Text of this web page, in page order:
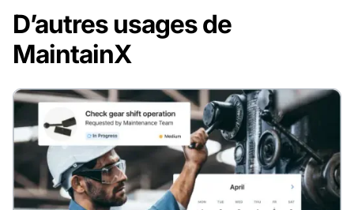
D’autres usages de
MaintainX